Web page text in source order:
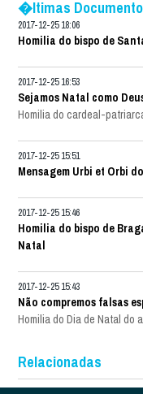
�ltimas
2017-12-25 18:06
Homilia do bispo de
2017-12-25 16:53
Sejamos Natal como
Homilia do cardeal-
2017-12-25 15:51
Mensagem Urbi et Orbi
2017-12-25 15:46
Homilia do bispo de
Natal
2017-12-25 15:43
Não compremos falsas
Homilia do Dia de Natal do
Relacionadas